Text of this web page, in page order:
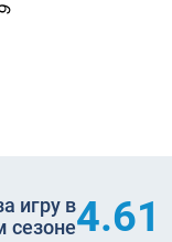
игру в
сезоне4.61